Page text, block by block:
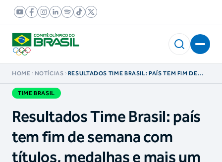
HOME NOTÍCIAS
RESULTADOS TIME BRASIL: PAÍS TEM FIM DE
TIME BRASIL
Resultados Time Brasil: país
tem fim de semana com
títulos, medalhas e mais um